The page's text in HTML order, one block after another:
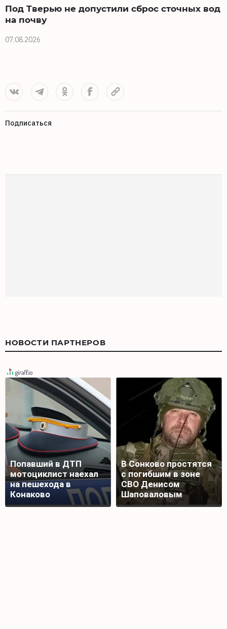
Под Тверью не допустили сброс сточных вод
на почву
07.08.2026
Подписаться
НОВОСТИ ПАРТНЕРОВ
Попавший в ДТП
мотоциклист наехал
на пешехода в
Конаково
В Сонково простятся
с погибшим в зоне
СВО Денисом
Шаповаловым